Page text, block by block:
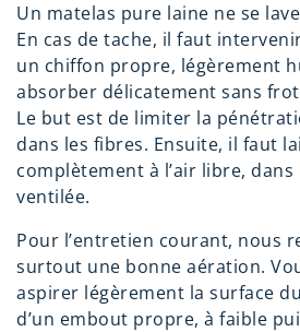
Un matelas pure laine ne se
En cas de tache, il faut
un chiffon propre, légèrement
absorber délicatement sans
Le but est de limiter la
dans les fibres. Ensuite, il faut
complètement à l’air libre, dans
ventilée.
Pour l’entretien courant, nous
surtout une bonne aération.
aspirer légèrement la surface
d’un embout propre, à faible